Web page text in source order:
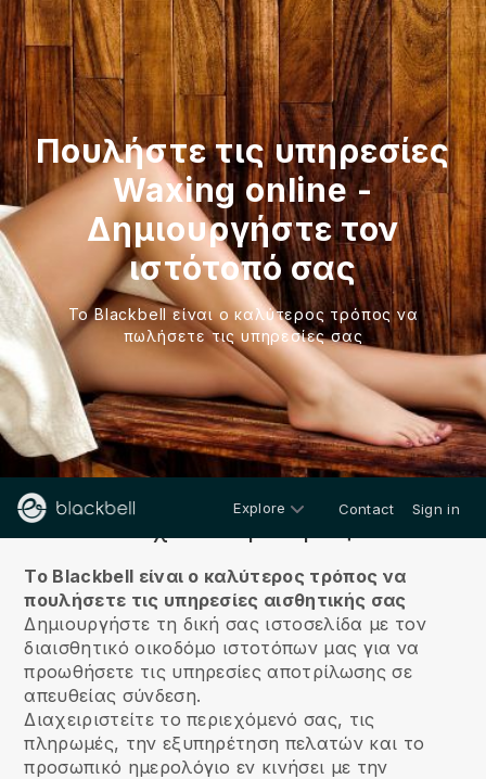
Πουλήστε τις υπηρεσίες
Waxing online -
Δημιουργήστε τον
ιστότοπό σας
Το Blackbell είναι ο καλύτερος τρόπος να
πωλήσετε τις υπηρεσίες σας
Explore Contact Sign in
Το Blackbell είναι ο καλύτερος τρόπος να
πουλήσετε τις υπηρεσίες αισθητικής σας
Δημιουργήστε τη δική σας ιστοσελίδα με τον
διαισθητικό οικοδόμο ιστοτόπων μας για να
προωθήσετε τις υπηρεσίες αποτρίλωσης σε
απευθείας σύνδεση.
Διαχειριστείτε το περιεχόμενό σας, τις
πληρωμές, την εξυπηρέτηση πελατών και το
προσωπικό ημερολόγιο εν κινήσει με την